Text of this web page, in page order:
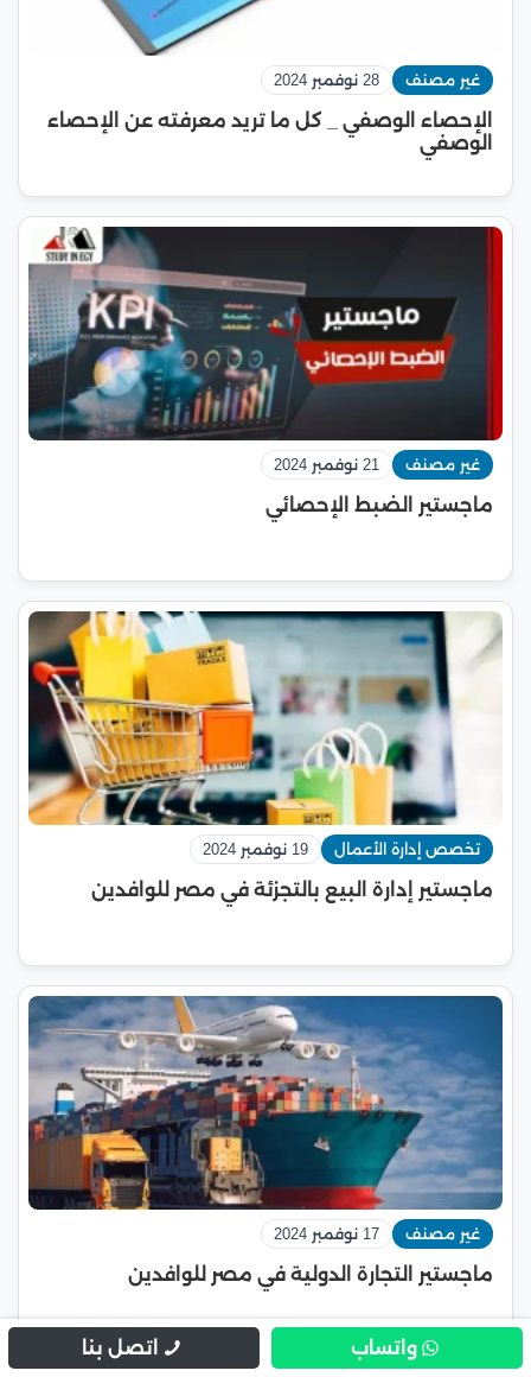
غير مصنف 28 نوفمبر 2024
الإحصاء الوصفي _ كل ما تريد معرفته عن الإحصاء
الوصفي
غير مصنف 21 نوفمبر 2024
ماجستير الضبط الإحصائي
تخصص إدارة الأعمال 19 نوفمبر 2024
ماجستير إدارة البيع بالتجزئة في مصر للوافدين
غير مصنف 17 نوفمبر 2024
ماجستير التجارة الدولية في مصر للوافدين
واتساب اتصل بنا